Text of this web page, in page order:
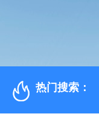
热门搜索：